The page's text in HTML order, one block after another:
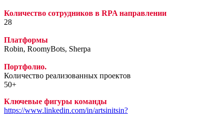
Количество сотрудников в RPA направлении
28
Платформы
Robin, RoomyBots, Sherpa
Портфолио.
Количество реализованных проектов
50+
Ключевые фигуры команды
https://www.linkedin.com/in/artsinitsin?